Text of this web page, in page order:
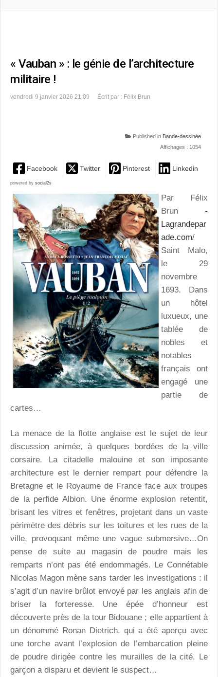
« Vauban » : le génie de l’architecture
militaire !
vendredi 9 janvier 2026 21:09 Écrit par : Félix Brun
Published in Bande-dessinée
Affichages : 1054
Facebook Twitter Pinterest Linkedin
powered by social2s
Par Félix
Brun -
Lagrandepar
ade.com/
Saint Malo,
le 29
novembre
1693. Dans
un hôtel
luxueux, une
tablée de
nobles et
notables
français ont
engagé une
partie de
cartes…
La menace de la flotte anglaise est le sujet de leur
discussion animée, à quelques bordées de la ville
corsaire. La citadelle malouine et son imposante
architecture est le dernier rempart pour défendre la
Bretagne et le Royaume de France face aux troupes
de la perfide Albion. Une énorme explosion retentit,
brisant les vitres et fenêtres, projetant dans un vaste
périmètre des débris sur les toitures et les rues de la
ville, provoquant même une vague submersive…On
pense de suite au magasin de poudre mais les
remparts n’ont pas été endommagés. Le Connétable
Nicolas Magon mène sans tarder les investigations : il
s’agit d’un navire brûlot envoyé par les anglais afin de
briser la forteresse. Une épée d’honneur est
découverte près de la tour Bidouane ; elle appartient à
un dénommé Ronan Dietrich, qui a été aperçu avec
une torche avant l’explosion de l’embarcation pleine
de poudre dirigée contre les murailles de la cité. Le
garçon a disparu et devient le suspect…